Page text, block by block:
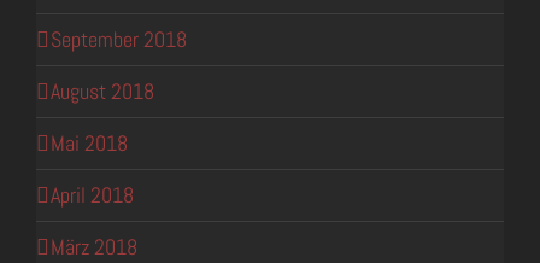
September 2018
August 2018
Mai 2018
April 2018
März 2018